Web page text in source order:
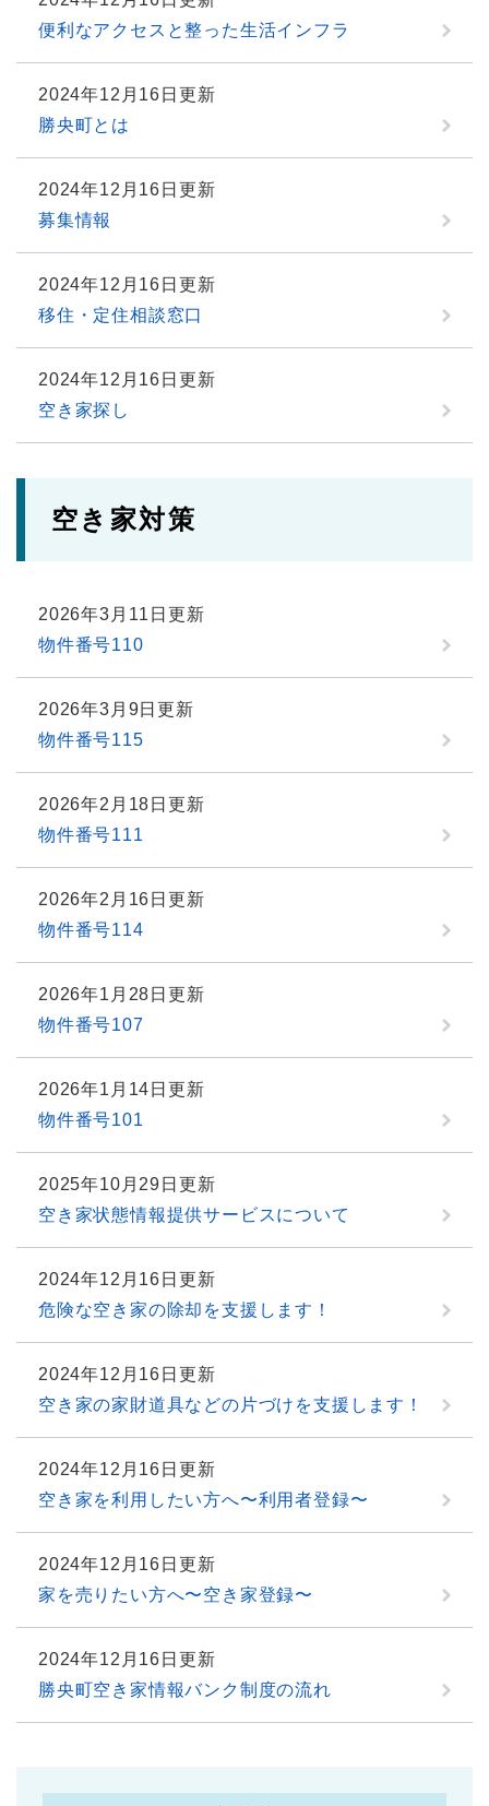
便利なアクセスと整った生活インフラ
2024年12月16日更新
勝央町とは
2024年12月16日更新
募集情報
2024年12月16日更新
移住・定住相談窓口
2024年12月16日更新
空き家探し
空き家対策
2026年3月11日更新
物件番号110
2026年3月9日更新
物件番号115
2026年2月18日更新
物件番号111
2026年2月16日更新
物件番号114
2026年1月28日更新
物件番号107
2026年1月14日更新
物件番号101
2025年10月29日更新
空き家状態情報提供サービスについて
2024年12月16日更新
危険な空き家の除却を支援します！
2024年12月16日更新
空き家の家財道具などの片づけを支援します！
2024年12月16日更新
空き家を利用したい方へ〜利用者登録〜
2024年12月16日更新
家を売りたい方へ〜空き家登録〜
2024年12月16日更新
勝央町空き家情報バンク制度の流れ